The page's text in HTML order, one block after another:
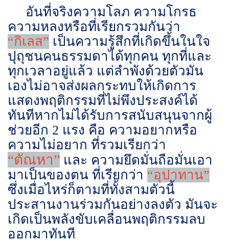
อันที่จริงความโลภ ความโกรธ
ความหลงหรือที่เรียกรวมกันว่า
“กิเลส” เป็นความรู้สึกที่เกิดขึ้นในใจ
ปุถุชนคนธรรมดาได้ทุกคน ทุกที่และ
ทุกเวลาอยู่แล้ว แต่ลำพังด้วยตัวมัน
เองไม่อาจส่งผลกระทบให้เกิดการ
แสดงพฤติกรรมที่ไม่พึงประสงค์ได้
ทันทีหากไม่ได้รับการสนับสนุนจากผู้
ช่วยอีก 2 แรง คือ ความอยากหรือ
ความไม่อยาก ที่รวมเรียกว่า
“ตัณหา” และ ความยึดมั่นถือมั่นเอา
มาเป็นของตน ที่เรียกว่า “อุปาทาน”
ซึ่งเมื่อไหร่ก็ตามที่ทั้งสามตัวนี้
ประสานงานร่วมกันอย่างลงตัว มันจะ
เกิดเป็นพลังขับเคลื่อนพฤติกรรมลบ
ออกมาทันที